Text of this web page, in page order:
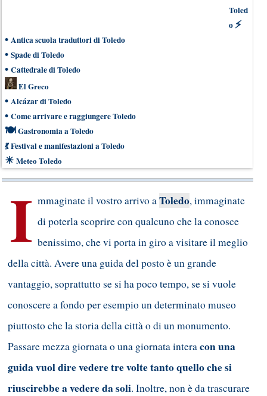
Toled
o ⚡
• Antica scuola traduttori di Toledo
• Spade di Toledo
• Cattedrale di Toledo
El Greco
• Alcázar di Toledo
• Come arrivare e raggiungere Toledo
🍽Gastronomia a Toledo
💃Festival e manifestazioni a Toledo
☀ Meteo Toledo
I mmaginate il vostro arrivo aToledo, immaginate
di poterla scoprire con qualcuno che la conosce
benissimo, che vi porta in giro a visitare il meglio
della città. Avere una guida del posto è un grande
vantaggio, soprattutto se si ha poco tempo, se si vuole
conoscere a fondo per esempio un determinato museo
piuttosto che la storia della città o di un monumento.
Passare mezza giornata o una giornata interacon una
guida vuol dire vedere tre volte tanto quello che si
riuscirebbe a vedere da soli. Inoltre, non è da trascurare